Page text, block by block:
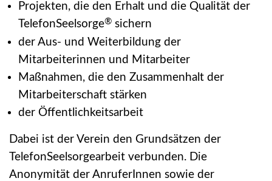
Projekten, die den Erhalt und die Qualität der
TelefonSeelsorge® sichern
der Aus- und Weiterbildung der
Mitarbeiterinnen und Mitarbeiter
Maßnahmen, die den Zusammenhalt der
Mitarbeiterschaft stärken
der Öffentlichkeitsarbeit
Dabei ist der Verein den Grundsätzen der
TelefonSeelsorgearbeit verbunden. Die
Anonymität der AnruferInnen sowie der